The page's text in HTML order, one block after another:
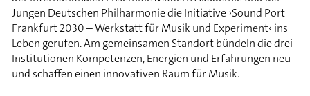
Jungen Deutschen Philharmonie die Initiative ›Sound Port
Frankfurt 2030 – Werkstatt für Musik und Experiment‹ ins
Leben gerufen. Am gemeinsamen Standort bündeln die drei
Institutionen Kompetenzen, Energien und Erfahrungen neu
und schaffen einen innovativen Raum für Musik.